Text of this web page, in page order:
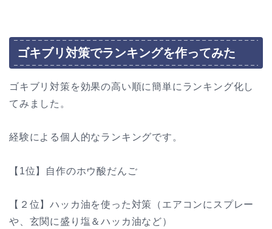
ゴキブリ対策でランキングを作ってみた
ゴキブリ対策を効果の高い順に簡単にランキング化し
てみました。
経験による個人的なランキングです。
【1位】自作のホウ酸だんご
【２位】ハッカ油を使った対策（エアコンにスプレー
や、玄関に盛り塩＆ハッカ油など）